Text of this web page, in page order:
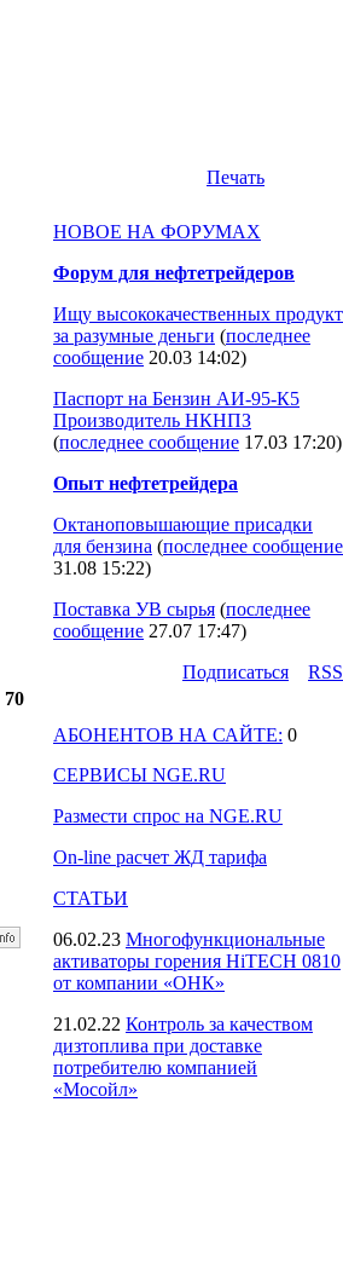
Печать
70
НОВОЕ НА ФОРУМАХ
Форум для нефтетрейдеров
Ищу высококачественных продукт
за разумные деньги (последнее
сообщение 20.03 14:02)
Паспорт на Бензин АИ-95-К5
Производитель НКНПЗ
(последнее сообщение 17.03 17:20)
Опыт нефтетрейдера
Октаноповышающие присадки
для бензина (последнее сообщение
31.08 15:22)
Поставка УВ сырья (последнее
сообщение 27.07 17:47)
Подпиcаться
RSS
АБОНЕНТОВ НА САЙТЕ: 0
СЕРВИСЫ NGE.RU
Размести спрос на NGE.RU
On-line расчет ЖД тарифа
СТАТЬИ
06.02.23 Многофункциональные
активаторы горения HiTECH 0810
от компании «ОНК»
21.02.22 Контроль за качеством
дизтоплива при доставке
потребителю компанией
«Мосойл»